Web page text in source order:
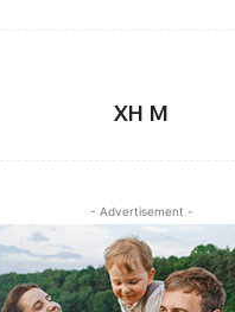
XH M
- Advertisement -